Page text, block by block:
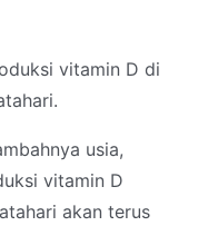
vitamin D di
usia,
vitamin D
akan terus